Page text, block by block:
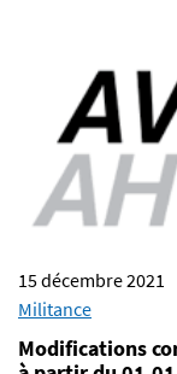
15 décembre 2021
Militance
Modifications